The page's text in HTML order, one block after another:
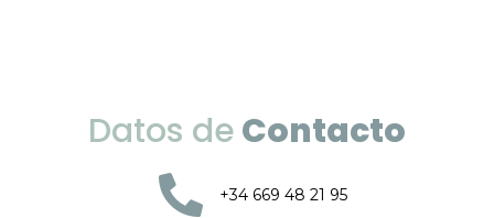
Datos deContacto
+34 669 48 21 95